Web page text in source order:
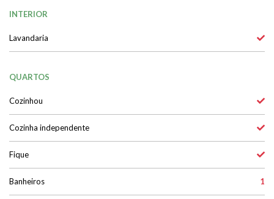
INTERIOR
Lavandaria
QUARTOS
Cozinhou
Cozinha independente
Fique
Banheiros 1